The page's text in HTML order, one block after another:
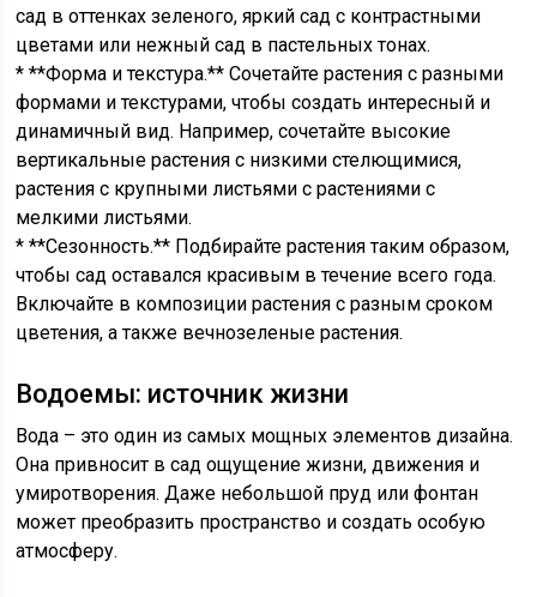
сад в оттенках зеленого, яркий сад с контрастными
цветами или нежный сад в пастельных тонах.
* **Форма и текстура.** Сочетайте растения с разными
формами и текстурами, чтобы создать интересный и
динамичный вид. Например, сочетайте высокие
вертикальные растения с низкими стелющимися,
растения с крупными листьями с растениями с
мелкими листьями.
* **Сезонность.** Подбирайте растения таким образом,
чтобы сад оставался красивым в течение всего года.
Включайте в композиции растения с разным сроком
цветения, а также вечнозеленые растения.
Водоемы: источник жизни
Вода – это один из самых мощных элементов дизайна.
Она привносит в сад ощущение жизни, движения и
умиротворения. Даже небольшой пруд или фонтан
может преобразить пространство и создать особую
атмосферу.